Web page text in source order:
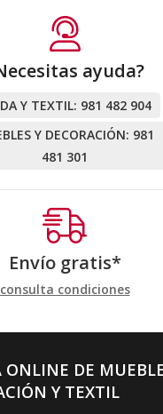
ayuda?
Y TEXTIL: 981 482 904
Y DECORACIÓN: 981
481 301
Envío gratis*
consulta condiciones
ONLINE DE
Y TEXTIL